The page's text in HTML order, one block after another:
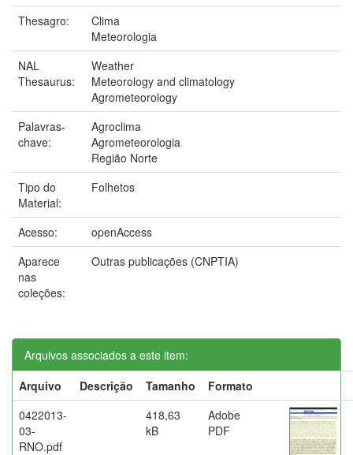
Thesagro:
Clima
Meteorologia
NAL
Thesaurus:
Weather
Meteorology and climatology
Agrometeorology
Palavras-
chave:
Agroclima
Agrometeorologia
Região Norte
Tipo do
Material:
Folhetos
Acesso:
openAccess
Aparece
nas
coleções:
Outras publicações (CNPTIA)
Arquivos associados a este item:
Arquivo
Descrição Tamanho
Formato
0422013-
03-
RNO.pdf
418,63
kB
Adobe
PDF